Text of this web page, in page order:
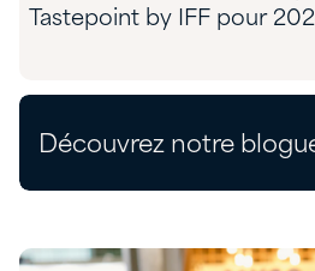
Tastepoint by IFF pour
Découvrez notre